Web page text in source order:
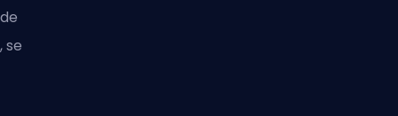
se